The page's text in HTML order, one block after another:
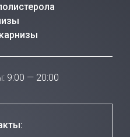
9:00 — 20:00